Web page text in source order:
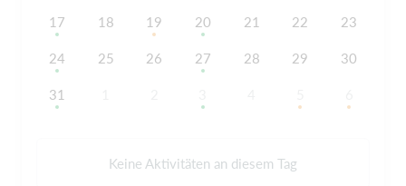
17 18 19 20 21 22 23
24 25 26 27 28 29 30
31
Keine Aktivitäten an diesem Tag